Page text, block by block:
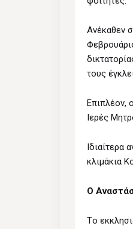
Ανέκαθεν
τους
Επιπλέον,
Ιερές
Ιδιαίτερα
κλιμάκια
Ο
Tο